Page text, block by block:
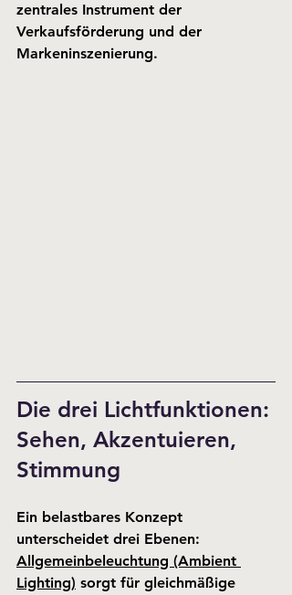
zentrales Instrument der
Verkaufsförderung und der
Markeninszenierung.
Die drei Lichtfunktionen:
Sehen, Akzentuieren,
Stimmung
Ein belastbares Konzept
unterscheidet drei Ebenen:
Allgemeinbeleuchtung (Ambient
Lighting) sorgt für gleichmäßige